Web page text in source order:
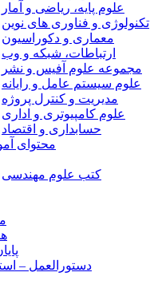
علوم پایه، ریاضی و آمار
تکنولوژی و فناوری های نوین
معماری و دکوراسیون
ارتباطات، شبکه و وب
مجموعه علوم آفیس و نشر
علوم سیستم عامل و رایانه
مدیریت و کنترل پروژه
علوم کامپیوتری و اداری
حسابداری و اقتصاد
محتوای
کتب علوم مهندسی
دستورالعمل –